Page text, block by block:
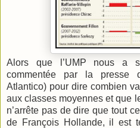
Alors que l’UMP nous a
commentée par la presse
Atlantico) pour dire combien
aux classes moyennes et que
n’arrête pas de dire que tout
de François Hollande, il est